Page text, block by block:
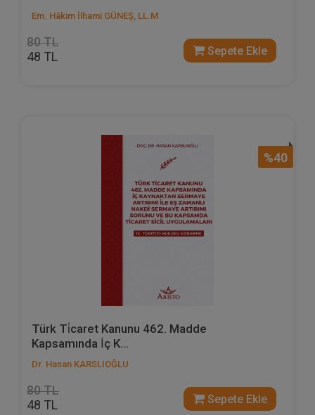
Em. Hâkim İlhami GÜNEŞ, LL.M
80 TL
48 TL Sepete Ekle
%40
Türk Ti̇caret Kanunu 462. Madde
Kapsamında İç K...
Dr. Hasan KARSLIOĞLU
80 TL
48 TL Sepete Ekle